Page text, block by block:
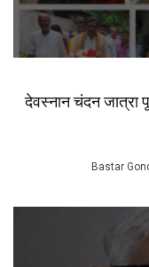
देवस्नान चंदन जात्रा
Bastar